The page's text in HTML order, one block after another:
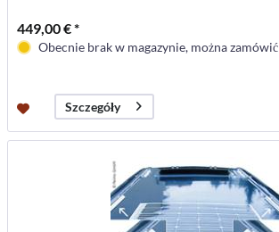
449,00 € *
Obecnie brak w magazynie, można zamówić
Szczegóły